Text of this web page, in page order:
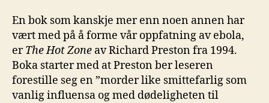
En bok som kanskje mer enn noen annen har
vært med på å forme vår oppfatning av ebola,
erThe Hot Zone av Richard Preston fra 1994.
Boka starter med at Preston ber leseren
forestille seg en ”morder like smittefarlig som
vanlig influensa og med dødeligheten til